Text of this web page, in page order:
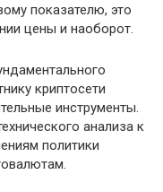
показателю, это
цены и наоборот.
криптосети
инструменты.
анализа к
политики